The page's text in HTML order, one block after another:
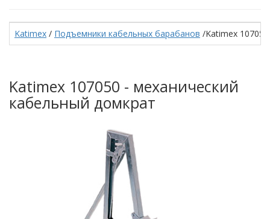
Katimex / Подъемники кабельных барабанов /Katimex
Katimex 107050 - механический
кабельный домкрат